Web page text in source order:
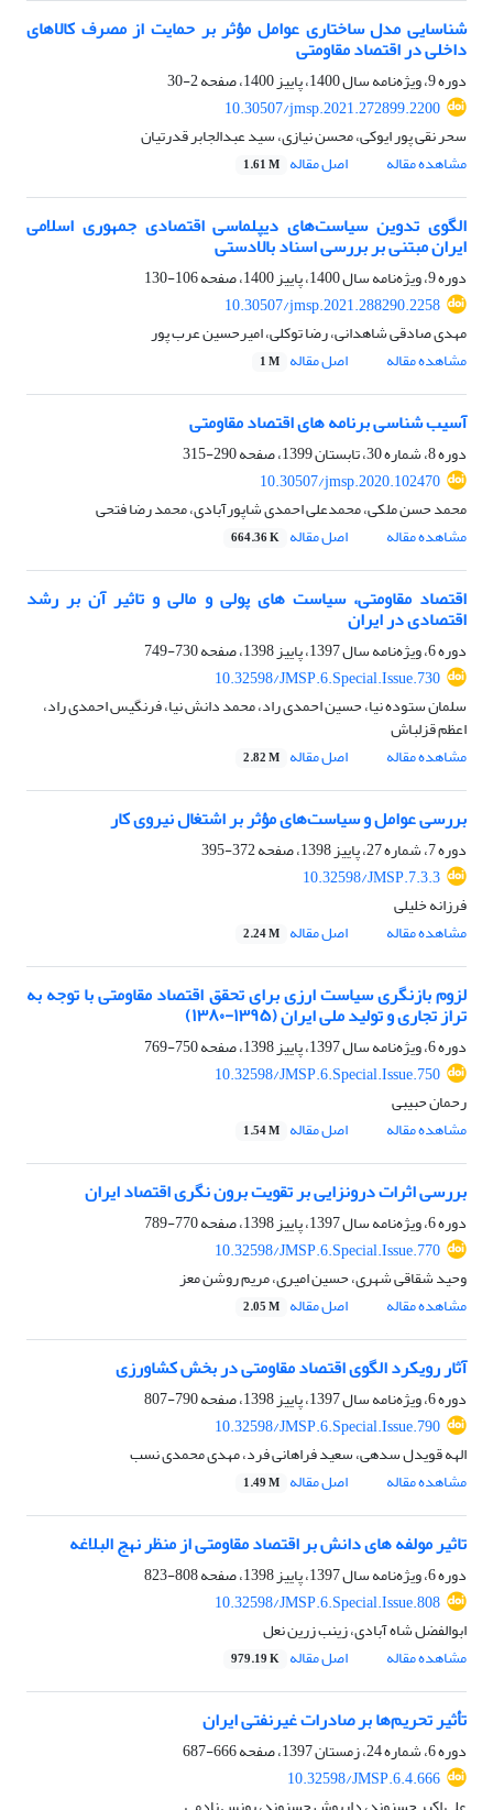
شناسایی مدل ساختاری عوامل مؤثر بر حمایت از مصرف کالاهای
داخلی در اقتصاد مقاومتی
دوره 9، ویژه‌نامه سال 1400، پاییز 1400، صفحه
2-30
10.30507/jmsp.2021.272899.2200
سحر نقی پور ایوکی، محسن نیازی، سید عبدالجابر قدرتیان
مشاهده مقاله
اصل مقاله 1.61 M
الگوی تدوین سیاست‌های دیپلماسی اقتصادی جمهوری اسلامی
ایران مبتنی بر بررسی اسناد بالادستی
دوره 9، ویژه‌نامه سال 1400، پاییز 1400، صفحه
106-130
10.30507/jmsp.2021.288290.2258
مهدی صادقی شاهدانی، رضا توکلی، امیرحسین عرب پور
مشاهده مقاله
اصل مقاله 1 M
آسیب شناسی برنامه های اقتصاد مقاومتی
دوره 8، شماره 30، تابستان 1399، صفحه
290-315
10.30507/jmsp.2020.102470
محمد حسن ملکی، محمدعلی احمدی شاپورآبادی، محمد رضا فتحی
مشاهده مقاله
اصل مقاله 664.36 K
اقتصاد مقاومتی، سیاست های پولی و مالی و تاثیر آن بر رشد
اقتصادی در ایران
دوره 6، ویژه‌نامه سال 1397، پاییز 1398، صفحه
730-749
10.32598/JMSP.6.Special.Issue.730
سلمان ستوده نیا، حسین احمدی راد، محمد دانش نیا، فرنگیس احمدی راد،
اعظم قزلباش
مشاهده مقاله
اصل مقاله 2.82 M
بررسی عوامل و سیاست‌های مؤثر بر اشتغال نیروی کار
دوره 7، شماره 27، پاییز 1398، صفحه
372-395
10.32598/JMSP.7.3.3
فرزانه خلیلی
مشاهده مقاله
اصل مقاله 2.24 M
لزوم بازنگری سیاست ارزی برای تحقق اقتصاد مقاومتی با توجه به
تراز تجاری و تولید ملی ایران (۱۳۹۵-۱۳۸۰)
دوره 6، ویژه‌نامه سال 1397، پاییز 1398، صفحه
750-769
10.32598/JMSP.6.Special.Issue.750
رحمان حبیبی
مشاهده مقاله
اصل مقاله 1.54 M
بررسی اثرات درونزایی بر تقویت برون نگری اقتصاد ایران
دوره 6، ویژه‌نامه سال 1397، پاییز 1398، صفحه
770-789
10.32598/JMSP.6.Special.Issue.770
وحید شقاقی شهری، حسین امیری، مریم روشن معز
مشاهده مقاله
اصل مقاله 2.05 M
آثار رویکرد الگوی اقتصاد مقاومتی در بخش کشاورزی
دوره 6، ویژه‌نامه سال 1397، پاییز 1398، صفحه
790-807
10.32598/JMSP.6.Special.Issue.790
الهه قویدل سدهی، سعید فراهانی فرد، مهدی محمدی نسب
مشاهده مقاله
اصل مقاله 1.49 M
تاثیر مولفه های دانش بر اقتصاد مقاومتی از منظر نهج البلاغه
دوره 6، ویژه‌نامه سال 1397، پاییز 1398، صفحه
808-823
10.32598/JMSP.6.Special.Issue.808
ابوالفضل شاه آبادی، زینب زرین نعل
مشاهده مقاله
اصل مقاله 979.19 K
تأثیر تحریم‌ها بر صادرات غیرنفتی ایران
دوره 6، شماره 24، زمستان 1397، صفحه
666-687
10.32598/JMSP.6.4.666